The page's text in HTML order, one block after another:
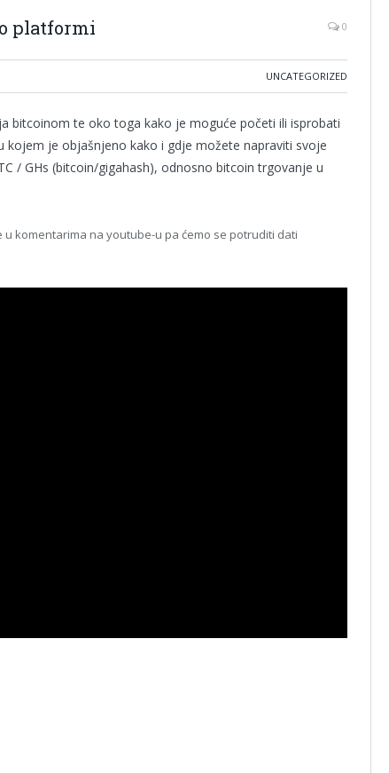
platformi 0
UNCATEGORIZED
bitcoinom te oko toga kako je moguće početi ili isprobati
kojem je objašnjeno kako i gdje možete napraviti svoje
/ GHs (bitcoin/gigahash), odnosno bitcoin trgovanje u
komentarima na youtube-u pa ćemo se potruditi dati